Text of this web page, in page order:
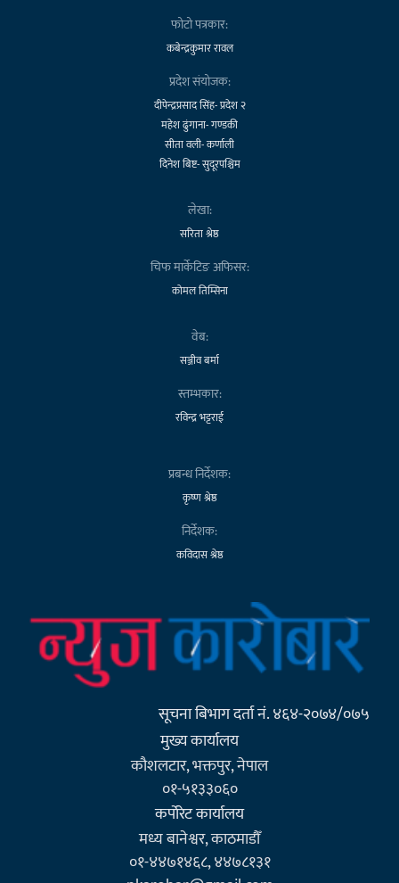
फोटो पत्रकार:
कबेन्द्रकुमार रावल
प्रदेश संयोजक:
दीपेन्द्रप्रसाद सिंह- प्रदेश २
महेश ढुंगाना- गण्डकी
सीता वली- कर्णाली
दिनेश बिष्ट- सुदूरपश्चिम
लेखा:
सरिता श्रेष्ठ
चिफ मार्केटिङ अफिसर:
कोमल तिम्सिना
वेब:
सञ्जीव बर्मा
स्तम्भकार:
रविन्द्र भट्टराई
प्रबन्ध निर्देशक:
कृष्ण श्रेष्ठ
निर्देशक:
कविदास श्रेष्ठ
सूचना बिभाग दर्ता नं. ४६४-२०७४/०७५
मुख्य कार्यालय
कौशलटार, भक्तपुर, नेपाल
०१-५१३३०६०
कर्पाेरेट कार्यालय
मध्य बानेश्वर, काठमाडौँ
०१-४४७१४६८, ४४७८१३१